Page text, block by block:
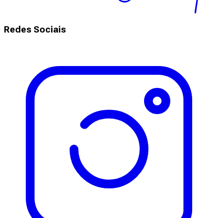
Redes Sociais